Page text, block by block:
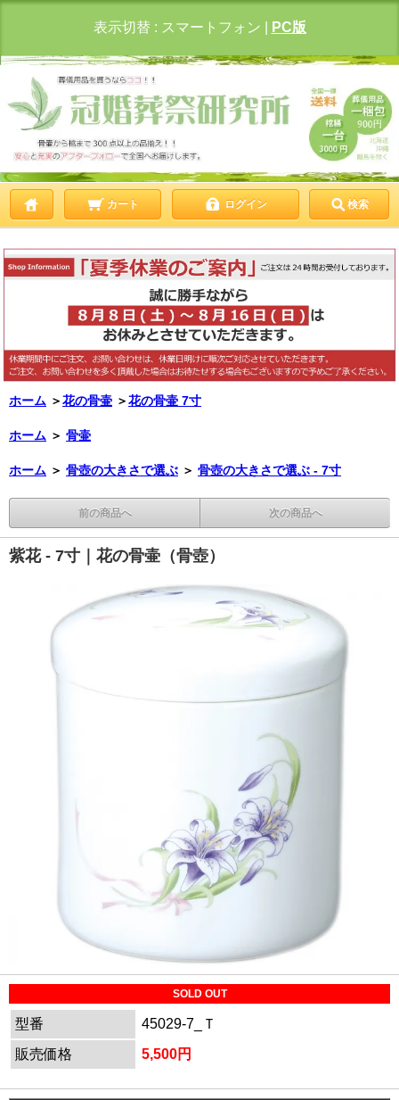
表示切替 : スマートフォン PC版
カート ログイン 検索
ホーム ＞花の骨壷 ＞花の骨壷 7寸
ホーム ＞ 骨壷
ホーム ＞ 骨壺の大きさで選ぶ ＞ 骨壺の大きさで選ぶ - 7寸
前の商品へ 次の商品へ
紫花 - 7寸｜花の骨壷（骨壺）
SOLD OUT
型番
45029-7_Ｔ
販売価格
5,500円